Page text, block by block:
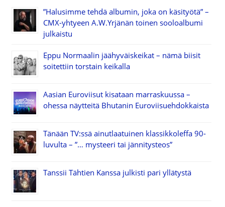
”Halusimme tehdä albumin, joka on käsityötä” –
CMX-yhtyeen A.W.Yrjänän toinen sooloalbumi
julkaistu
Eppu Normaalin jäähyväiskeikat – nämä biisit
soitettiin torstain keikalla
Aasian Euroviisut kisataan marraskuussa –
ohessa näytteitä Bhutanin Euroviisuehdokkaista
Tänään TV:ssä ainutlaatuinen klassikkoleffa 90-
luvulta – ”… mysteeri tai jännitysteos”
Tanssii Tähtien Kanssa julkisti pari yllätystä